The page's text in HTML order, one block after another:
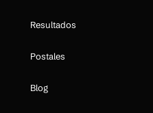
Resultados
Postales
Blog